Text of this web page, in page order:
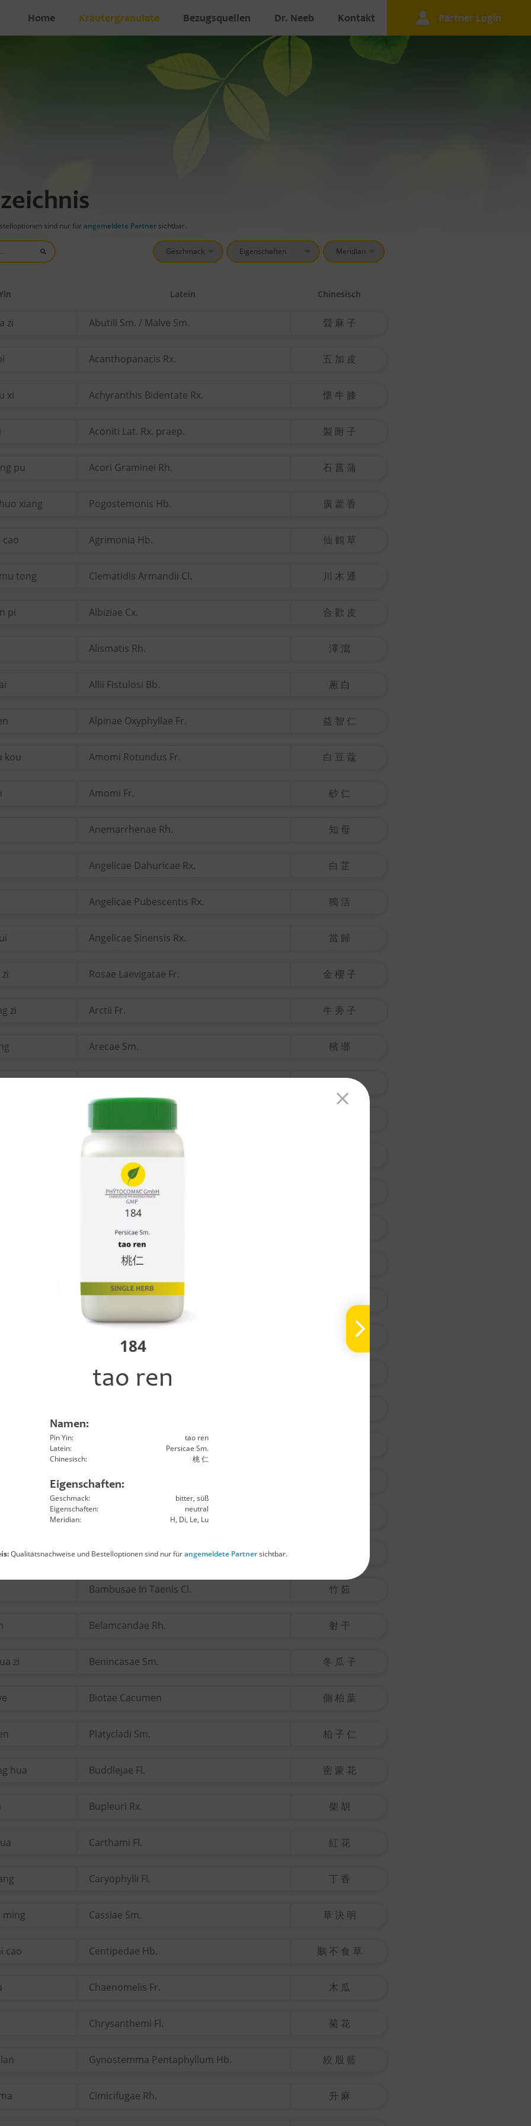
Home Kräutergranulate Bezugsquellen Dr. Neeb Kontakt Partner Login
184
tao ren
Namen:
Pin Yin:
tao ren
Latein:
Persicae Sm.
Chinesisch:
桃 仁
Eigenschaften:
Geschmack:
bitter, süß
Eigenschaften:
neutral
Meridian:
H, Di, Le, Lu
Qualitätsnachweise und Bestelloptionen sind nur fürangemeldete Partnersichtbar.
sind nur fürangemeldete Partner sichtbar.
Latein Chinesisch
zi Abutili Sm. / Malve Sm. 檾 麻 子
Acanthopanacis Rx. 五 加 皮
xi Achyranthis Bidentate Rx. 懷 牛 膝
Aconiti Lat. Rx. praep. 製 附 子
pu Acori Graminei Rh. 石 菖 蒲
xiang Pogostemonis Hb. 廣 藿 香
cao Agrimonia Hb. 仙 鶴 草
tong Clematidis Armandii Cl. 川 木 通
pi Albiziae Cx. 合 歡 皮
Alismatis Rh. 澤 瀉
Allii Fistulosi Bb. 蔥 白
Alpinae Oxyphyllae Fr. 益 智 仁
kou Amomi Rotundus Fr. 白 豆 蔻
Amomi Fr. 砂 仁
Anemarrhenae Rh. 知 母
Angelicae Dahuricae Rx. 白 芷
Angelicae Pubescentis Rx. 獨 活
Angelicae Sinensis Rx. 當 歸
Rosae Laevigatae Fr. 金 櫻 子
zi Arctii Fr. 牛 蒡 子
Arecae Sm. 檳 瑯
天 南 星
Armeniacae Amarum Sm.
Artemisae Annuae Hb.
Artemisae Argyi Fo.
Artemisiae Scopariae Hb.
Asparagi Rx.
Asteris Rx. et Rh.
沙 苑 子
Astragali Rx.
Aurantii Fr.
Aurantii Immaturus Fr.
ye Lophateri Hb.
Bambusae In Taenis Cl. 竹 茹
Belamcandae Rh. 射 干
zi Benincasae Sm. 冬 瓜 子
Biotae Cacumen 側 柏 葉
Platycladi Sm. 柏 子 仁
hua Buddlejae Fl. 密 蒙 花
Bupleuri Rx. 柴 胡
Carthami Fl. 紅 花
Caryophylli Fl. 丁 香
ming Cassiae Sm. 草 決 明
cao Centipedae Hb. 鵝 不 食 草
Chaenomelis Fr. 木 瓜
Chrysanthemi Fl. 菊 花
Gynostemma Pentaphyllum Hb. 絞 股 藍
Cimicifugae Rh. 升 麻